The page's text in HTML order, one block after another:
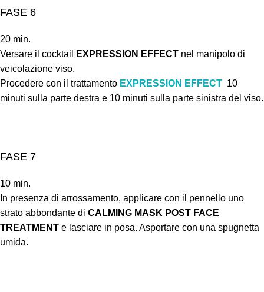
FASE 6
20 min.
Versare il cocktail
EXPRESSION EFFECT nel manipolo di
veicolazione viso.
Procedere con il trattamento EXPRESSION EFFECT 10
minuti sulla parte destra e 10 minuti sulla parte sinistra del viso.
FASE 7
10 min.
In presenza di arrossamento, applicare con il pennello uno
strato abbondante di CALMING MASK POST FACE
TREATMENT e lasciare in posa. Asportare con una spugnetta
umida.